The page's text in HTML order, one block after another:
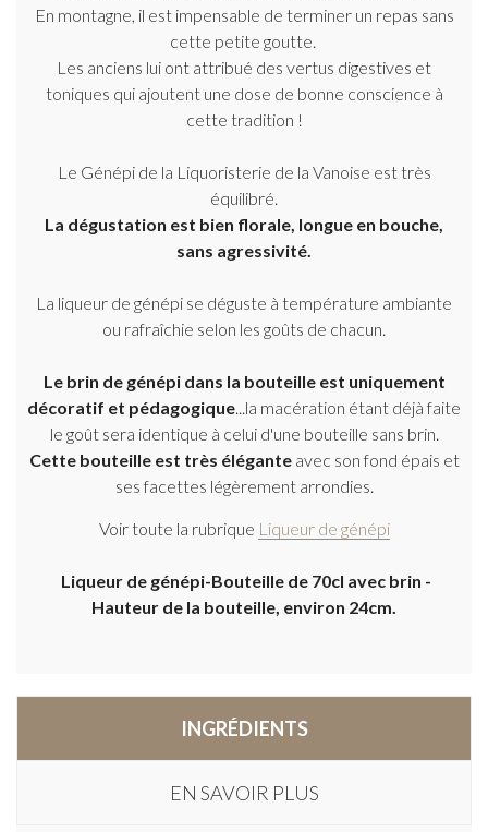
En montagne, il est impensable de terminer un repas sans
cette petite goutte.
Les anciens lui ont attribué des vertus digestives et
toniques qui ajoutent une dose de bonne conscience à
cette tradition !
Le Génépi de la Liquoristerie de la Vanoise est très
équilibré.
La dégustation est bien florale, longue en bouche,
sans agressivité.
La liqueur de génépi se déguste à température ambiante
ou rafraîchie selon les goûts de chacun.
Le brin de génépi dans la bouteille est uniquement
décoratif et pédagogique...la macération étant déjà faite
le goût sera identique à celui d'une bouteille sans brin.
Cette bouteille est très éléganteavec son fond épais et
ses facettes légèrement arrondies.
Voir toute la rubrique Liqueur de génépi
Liqueur de génépi-Bouteille de 70cl avec brin -
Hauteur de la bouteille, environ 24cm.
INGRÉDIENTS
EN SAVOIR PLUS